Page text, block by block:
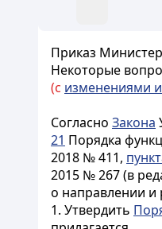
Приказ
Некоторые
(с изменениями
Согласно Закона
21 Порядка
2018 № 411,
2015 № 267 (в
о направлении и
1. Утвердить